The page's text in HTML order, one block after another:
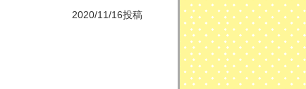
2020/11/16投稿